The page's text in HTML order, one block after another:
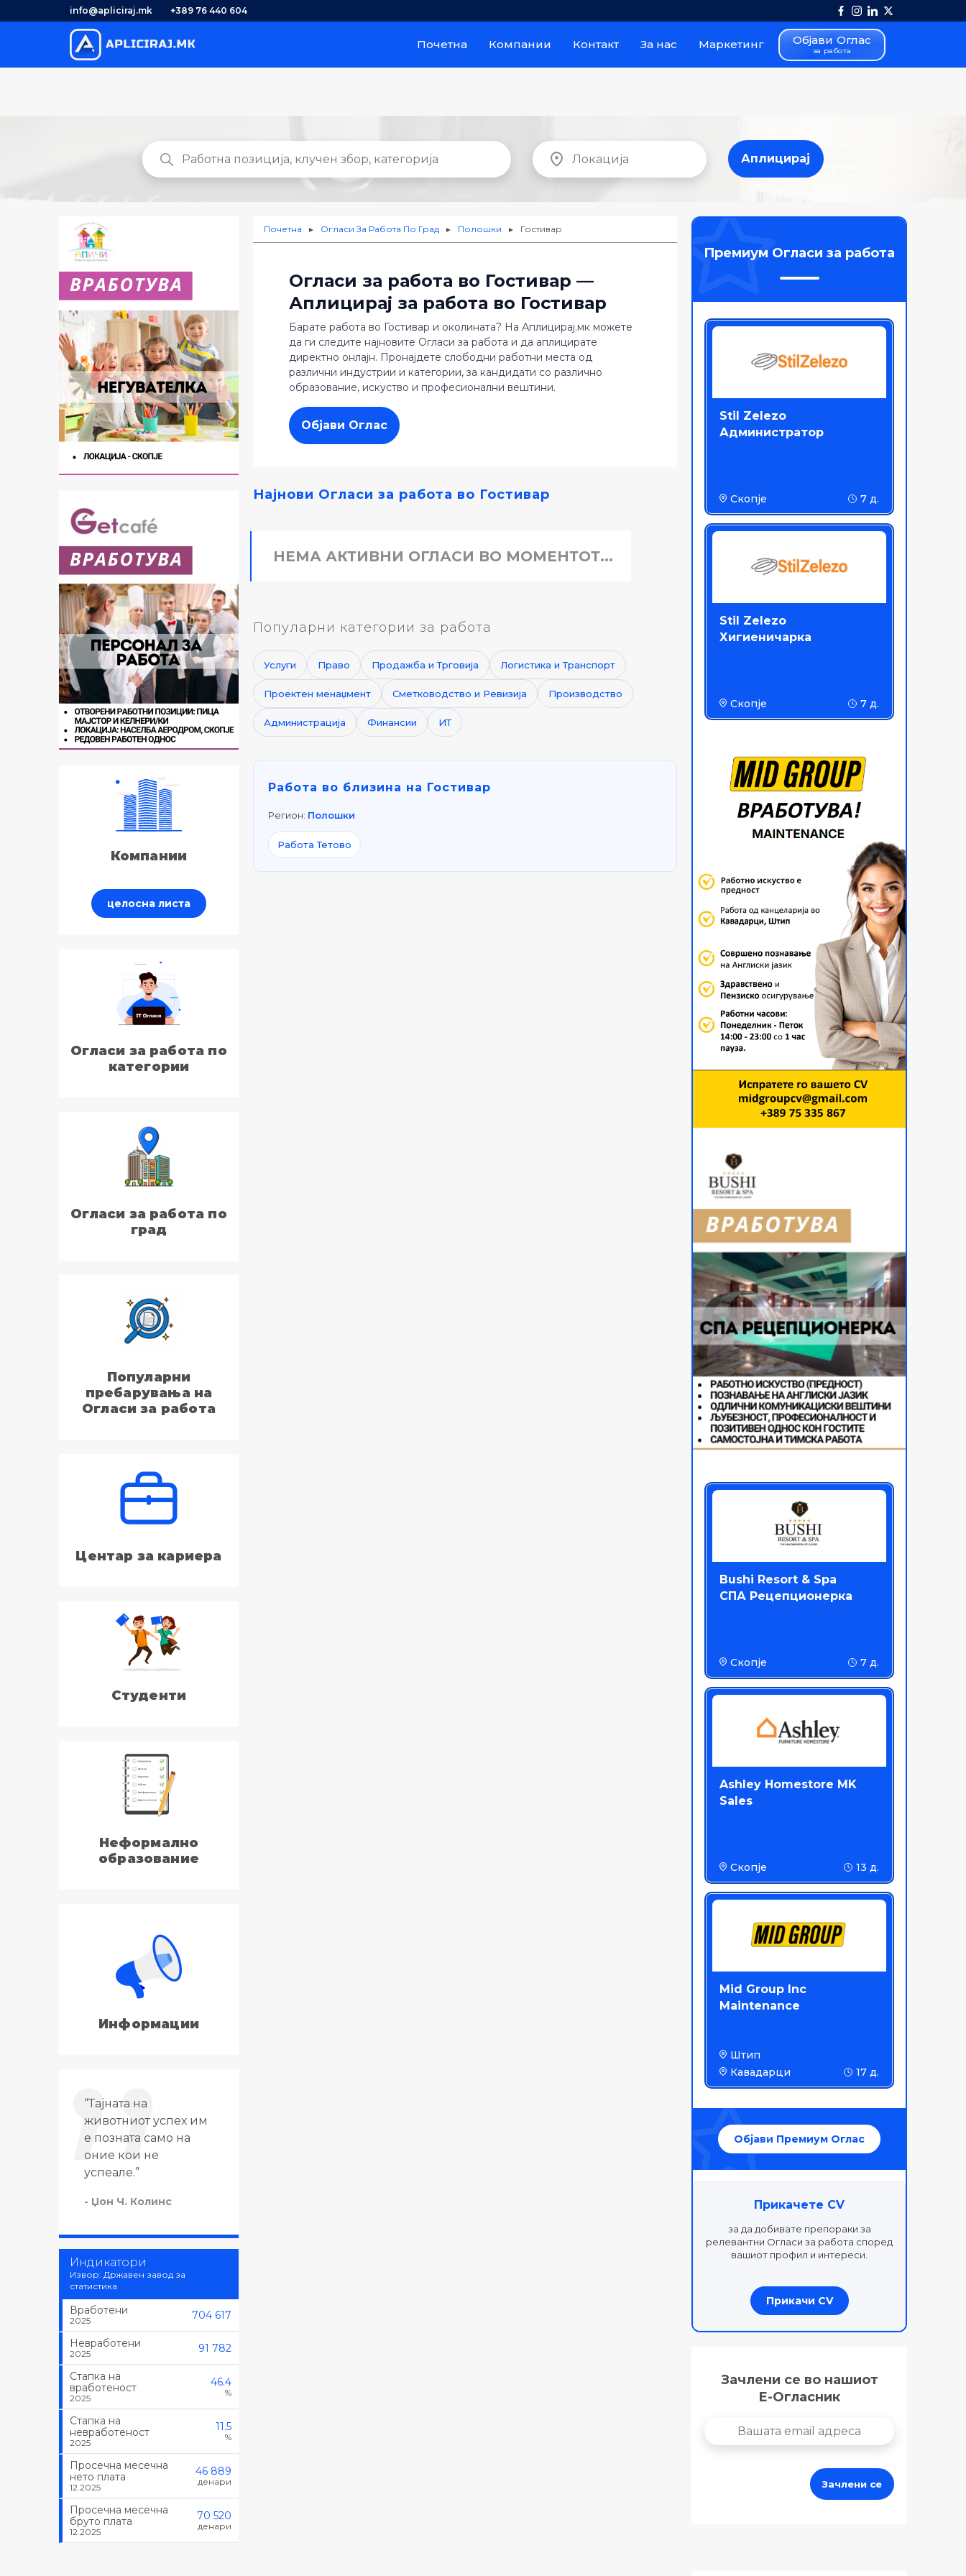
info@apliciraj.mk +389 76 440 604
Почетна Компании Контакт За нас Маркетинг Објави Оглас
за работа
Аплицирај
Аплицирај
Компании
целосна листа
Огласи за работа по
категории
Огласи за работа по
град
Популарни
пребарувања на
Огласи за работа
Центар за кариера
Студенти
Неформално
образование
Информации
“Тајната на
животниот успех им
е позната само на
оние кои не
успеале.”
- Џон Ч. Колинс
е позната само на
Индикатори
Извор: Државен завод за
статистика
Вработени
2025 704 617
Невработени
2025 91 782
Стапка на
вработеност
2025
46.4
%
Стапка на
невработеност
2025
11.5
%
Просечна месечна
нето плата
12.2025
46 889
денари
Просечна месечна
бруто плата
12.2025
70 520
денари
Почетна ► Огласи За Работа По Град ► Полошки ► Гостивар
Огласи за работа во Гостивар —
Аплицирај за работа во Гостивар
Барате работа во Гостивар и околината? На Аплицирај.мк можете
да ги следите најновите Огласи за работа и да аплицирате
директно онлајн. Пронајдете слободни работни места од
различни индустрии и категории, за кандидати со различно
образование, искуство и професионални вештини.
Објави Оглас
Најнови Огласи за работа во Гостивар
НЕМА АКТИВНИ ОГЛАСИ ВО МОМЕНТОТ...
Популарни категории за работа
Услуги Право Продажба и Трговија Логистика и Транспорт
Проектен менаџмент Сметководство и Ревизија Производство
Администрација Финансии ИТ
Работа во близина на Гостивар
Регион: Полошки
Работа Тетово
Премиум Огласи за работа
Stil Zelezo
Администратор
Скопје 7 д.
Stil Zelezo
Хигиеничарка
Скопје 7 д.
Bushi Resort & Spa
СПА Рецепционерка
Скопје 7 д.
Ashley Homestore MK
Sales
Скопје 13 д.
Mid Group Inc
Maintenance
Штип
Кавадарци
17 д.
Објави Премиум Оглас
Прикачете CV
за да добивате препораки за
релевантни Огласи за работа според
вашиот профил и интереси.
Прикачи CV
Зачлени се во нашиот
Е-Огласник